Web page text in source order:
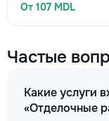
От 107 MDL
Частые
Какие услуги
«Отделочные